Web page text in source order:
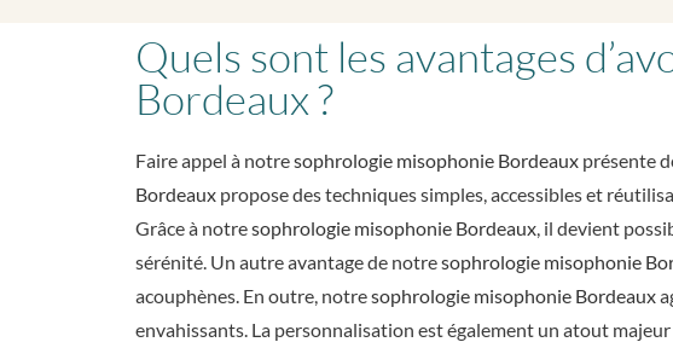
Quels sont les avantages
Bordeaux ?
Faire appel à notresophrologie misophonie Bordeaux présente
Bordeaux propose des techniques simples, accessibles et
Grâce à notresophrologie misophonie Bordeaux , il devient
sérénité. Un autre avantage de notresophrologie misophonie
acouphènes. En outre, notresophrologie misophonie Bordeaux
envahissants. La personnalisation est également un atout